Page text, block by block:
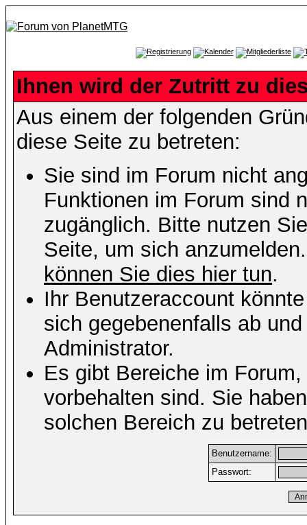
Ihnen wird der Zutritt zu
Aus einem der folgenden
diese Seite zu betreten:
Sie sind im Forum nicht
Funktionen im Forum sind
zugänglich. Bitte nutzen
Seite, um sich
können Sie dies hier tun.
Ihr Benutzeraccount
sich gegebenenfalls ab
Administrator.
Es gibt Bereiche im
vorbehalten sind. Sie
solchen Bereich zu
Benutzername:
Passwort: